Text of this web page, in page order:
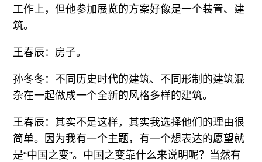
工作上，但他参加展览的方案好像是一个装置、建
筑。
王春辰：房子。
孙冬冬：不同历史时代的建筑、不同形制的建筑混
杂在一起做成一个全新的风格多样的建筑。
王春辰：其实不是这样，其实我选择他们的理由很
简单。因为我有一个主题，有一个想表达的愿望就
是“中国之变”。中国之变靠什么来说明呢？当然有